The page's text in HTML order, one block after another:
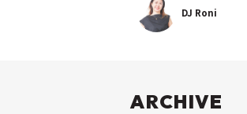
DJ Roni
ARCHIVE